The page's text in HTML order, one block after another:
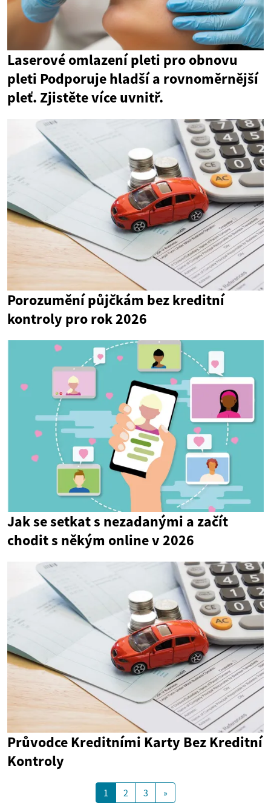
Laserové omlazení pleti pro obnovu
pleti Podporuje hladší a rovnoměrnější
pleť. Zjistěte více uvnitř.
Porozumění půjčkám bez kreditní
kontroly pro rok 2026
Jak se setkat s nezadanými a začít
chodit s někým online v 2026
Průvodce Kreditními Karty Bez Kreditní
Kontroly
1 2 3 »